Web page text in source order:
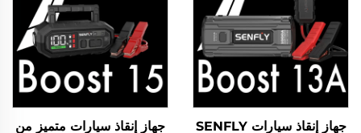
جهاز إنقاذ سيارات SENFLY
جهاز إنقاذ سيارات متميز من